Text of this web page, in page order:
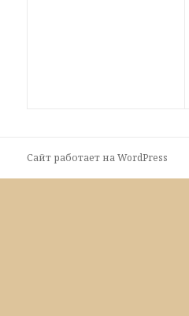
Сайт работает на WordPress